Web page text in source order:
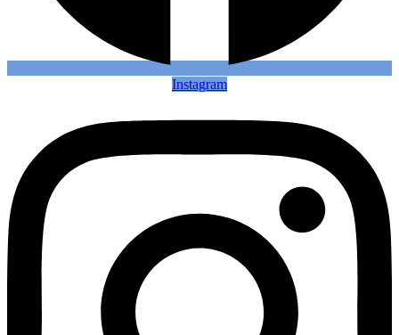
Instagram